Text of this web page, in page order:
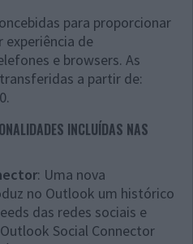
para proporcionar
experiência de
e browsers. As
a partir de:
INCLUÍDAS NAS
: Uma nova
no Outlook um histórico
das redes sociais e
Social Connector